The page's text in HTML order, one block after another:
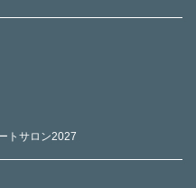
トサロン2027